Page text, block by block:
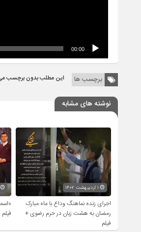
00:00
برچسب ها این مطلب بدون برچسب
نوشته های مشابه
اجرای زنده نماهنگ وداع با ماه مبارک
رمضان به هشت زبان در حرم رضوی +
فیلم
۱۱ فروردین ۱۴۰۲
فیلم